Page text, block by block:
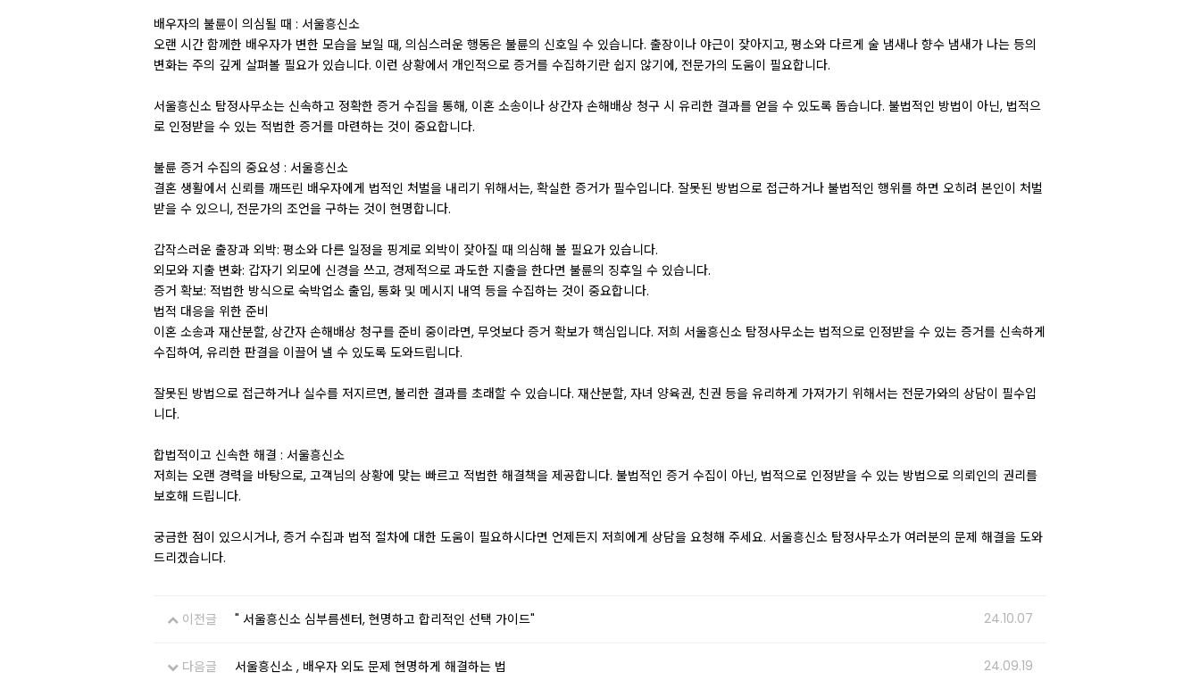
배우자의 불륜이 의심될 때 : 서울흥신소
오랜 시간 함께한 배우자가 변한 모습을 보일 때, 의심스러운 행동은 불륜의 신호일 수 있습니다. 출장이나 야근이 잦아지고, 평소와 다르게 술 냄새나 향수 냄새가 나는 등의
변화는 주의 깊게 살펴볼 필요가 있습니다. 이런 상황에서 개인적으로 증거를 수집하기란 쉽지 않기에, 전문가의 도움이 필요합니다.
서울흥신소 탐정사무소는 신속하고 정확한 증거 수집을 통해, 이혼 소송이나 상간자 손해배상 청구 시 유리한 결과를 얻을 수 있도록 돕습니다. 불법적인 방법이 아닌, 법적으
로 인정받을 수 있는 적법한 증거를 마련하는 것이 중요합니다.
불륜 증거 수집의 중요성 : 서울흥신소
결혼 생활에서 신뢰를 깨뜨린 배우자에게 법적인 처벌을 내리기 위해서는, 확실한 증거가 필수입니다. 잘못된 방법으로 접근하거나 불법적인 행위를 하면 오히려 본인이 처벌
받을 수 있으니, 전문가의 조언을 구하는 것이 현명합니다.
갑작스러운 출장과 외박: 평소와 다른 일정을 핑계로 외박이 잦아질 때 의심해 볼 필요가 있습니다.
외모와 지출 변화: 갑자기 외모에 신경을 쓰고, 경제적으로 과도한 지출을 한다면 불륜의 징후일 수 있습니다.
증거 확보: 적법한 방식으로 숙박업소 출입, 통화 및 메시지 내역 등을 수집하는 것이 중요합니다.
법적 대응을 위한 준비
이혼 소송과 재산분할, 상간자 손해배상 청구를 준비 중이라면, 무엇보다 증거 확보가 핵심입니다. 저희 서울흥신소 탐정사무소는 법적으로 인정받을 수 있는 증거를 신속하게
수집하여, 유리한 판결을 이끌어 낼 수 있도록 도와드립니다.
잘못된 방법으로 접근하거나 실수를 저지르면, 불리한 결과를 초래할 수 있습니다. 재산분할, 자녀 양육권, 친권 등을 유리하게 가져가기 위해서는 전문가와의 상담이 필수입
니다.
합법적이고 신속한 해결 : 서울흥신소
저희는 오랜 경력을 바탕으로, 고객님의 상황에 맞는 빠르고 적법한 해결책을 제공합니다. 불법적인 증거 수집이 아닌, 법적으로 인정받을 수 있는 방법으로 의뢰인의 권리를
보호해 드립니다.
궁금한 점이 있으시거나, 증거 수집과 법적 절차에 대한 도움이 필요하시다면 언제든지 저희에게 상담을 요청해 주세요. 서울흥신소 탐정사무소가 여러분의 문제 해결을 도와
드리겠습니다.
이전글 " 서울흥신소 심부름센터, 현명하고 합리적인 선택 가이드" 24.10.07
다음글 서울흥신소 , 배우자 외도 문제 현명하게 해결하는 법 24.09.19